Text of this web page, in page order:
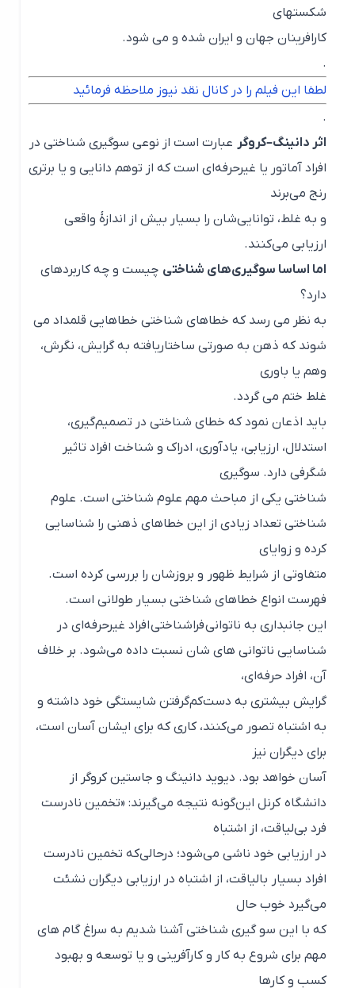
شکستهای
کارافرینان جهان و ایران شده و می شود.
لطفا این فیلم را در کانال نقد نیوز ملاحظه فرمائید
اثر دانینگ–کروگرعبارت است از نوعی سوگیری شناختی در
افراد آماتور یا غیرحرفه‌ای است که از توهم دانایی و یا برتری
رنج می‌برند
و به غلط، توانایی‌شان را بسیار بیش از اندازهٔ واقعی
ارزیابی می‌کنند.
اما اساسا سوگیری‌های شناختیچیست و چه کاربردهای
دارد؟
به نظر می رسد که خطاهای شناختی خطاهایی قلمداد می
شوند که ذهن به صورتی ساختاریافته به گرایش، نگرش،
وهم یا باوری
غلط ختم می گردد.
باید اذعان نمود که خطای شناختی در تصمیم‌گیری،
استدلال، ارزیابی، یادآوری، ادراک و شناخت افراد تاثیر
شگرفی دارد. سوگیری‌
شناختی یکی از مباحث مهم علوم شناختی است. علوم
شناختی تعداد زیادی از این خطاهای ذهنی را شناسایی
کرده و زوایای
متفاوتی از شرایط ظهور و بروزشان را بررسی کرده است.
فهرست انواع خطاهای شناختی بسیار طولانی است.
این جانبداری به ناتوانی فراشناختی افراد غیرحرفه‌ای در
شناسایی ناتوانی های شان نسبت داده می‌شود. بر خلاف
آن، افراد حرفه‌ای،
گرایش بیشتری به دست‌کم‌گرفتن شایستگی خود داشته و
به اشتباه تصور می‌کنند، کاری که برای ایشان آسان است،
برای دیگران نیز
آسان خواهد بود. دیوید دانینگ و جاستین کروگر از
دانشگاه کرنل این‌گونه نتیجه می‌گیرند: «تخمین نادرست
فرد بی‌لیاقت، از اشتباه
در ارزیابی خود ناشی می‌شود؛ درحالی‌که تخمین نادرست
افراد بسیار بالیاقت، از اشتباه در ارزیابی دیگران نشئت
می‌گیرد خوب حال
که با این سو گیری شناختی آشنا شدیم به سراغ گام های
مهم برای شروع به کار و کارآفرینی و یا توسعه و بهبود
کسب و کارها